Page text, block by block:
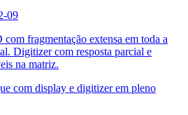
09
fragmentação extensa em toda a
Digitizer com resposta parcial e
na matriz.
com display e digitizer em pleno